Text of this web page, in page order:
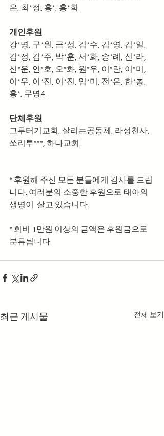
은, 최*정, 홍*, 홍*희.
개인후원
강*명, 구*원, 금*성, 김*수, 김*영, 김*일,
김*정, 김*주, 박*훈, 서*화, 송*례, 신*라,
신*운, 연*호, 오*화, 원*우, 이*란, 이*미,
이*우, 이*진, 이*진, 임*미, 전*은, 한*총,
홍*, 무명4.
단체후원
그루터기교회, 살리는공동체, 라성천사,
쏘리투***, 하나교회.
* 후원해 주신 모든 분들에게 감사를 드립
니다. 여러분의 소중한 후원으로 태아의
생명이  살고 있습니다.
* 회비 1만원 이상의 금액은 후원금으로
분류됩니다.
최근 게시물 전체 보기